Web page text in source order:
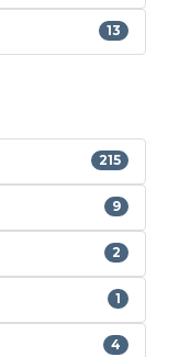
13
215
9
2
1
4